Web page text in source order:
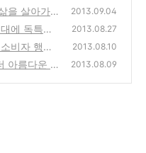
열정의 비
을 살아가려
화
(2)
2013.09.04
에 독특한
2013.08.27
비자 행동
(0)
2013.08.10
아름다운 삶
2013.08.09